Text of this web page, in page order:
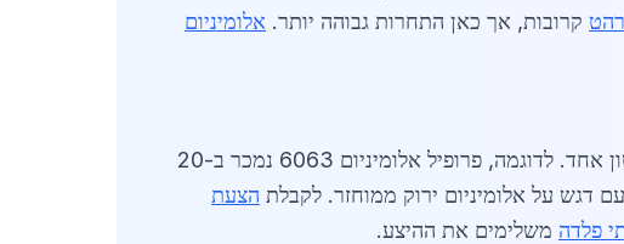
קרובות, אך כאן התחרות גבוהה יותר. אלומיניום
ספקים מרכזיים בקריית מלאכי כוללים חברות ותיקות עם מלאי גדול, המציעות הנחות לכמויות מעל טון אחד. לדוגמה, פרופיל אלומיניום 6063 נמכר ב-20
הצעת
פלדה משלימים את ההיצע.